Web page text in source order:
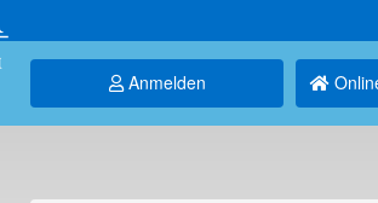
Anmelden